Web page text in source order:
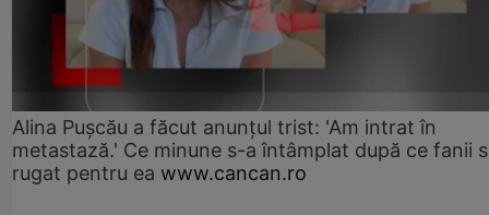
Alina Pușcău a făcut anunțul trist: 'Am intrat în
metastază.' Ce minune s-a întâmplat după ce fanii
rugat pentru ea www.cancan.ro